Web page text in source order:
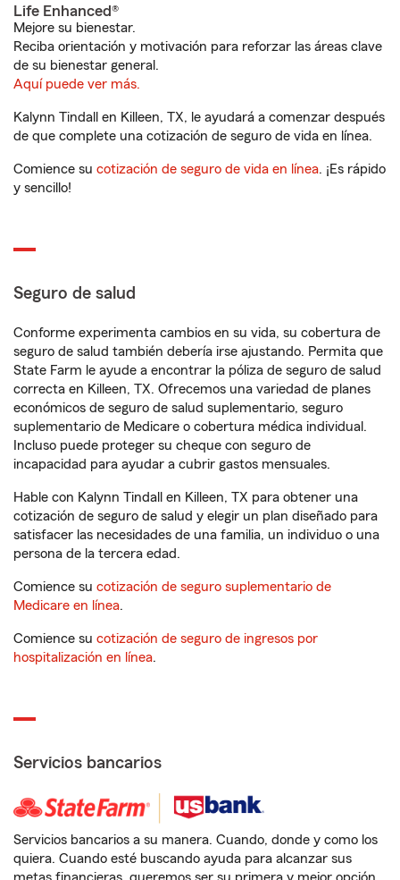
Life Enhanced®
Mejore su bienestar.
Reciba orientación y motivación para reforzar las áreas clave
de su bienestar general.
Aquí puede ver más.
Kalynn Tindall en Killeen, TX, le ayudará a comenzar después
de que complete una cotización de seguro de vida en línea.
Comience su cotización de seguro de vida en línea. ¡Es rápido
y sencillo!
Seguro de salud
Conforme experimenta cambios en su vida, su cobertura de
seguro de salud también debería irse ajustando. Permita que
State Farm le ayude a encontrar la póliza de seguro de salud
correcta en Killeen, TX. Ofrecemos una variedad de planes
económicos de seguro de salud suplementario, seguro
suplementario de Medicare o cobertura médica individual.
Incluso puede proteger su cheque con seguro de
incapacidad para ayudar a cubrir gastos mensuales.
Hable con Kalynn Tindall en Killeen, TX para obtener una
cotización de seguro de salud y elegir un plan diseñado para
satisfacer las necesidades de una familia, un individuo o una
persona de la tercera edad.
Comience su cotización de seguro suplementario de
Medicare en línea.
Comience su cotización de seguro de ingresos por
hospitalización en línea.
Servicios bancarios
Servicios bancarios a su manera. Cuando, donde y como los
quiera. Cuando esté buscando ayuda para alcanzar sus